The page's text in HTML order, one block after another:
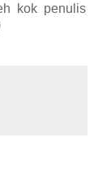
kok penulis